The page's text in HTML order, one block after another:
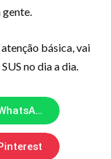
gente.
básica, vai
no dia a dia.
WhatsApp